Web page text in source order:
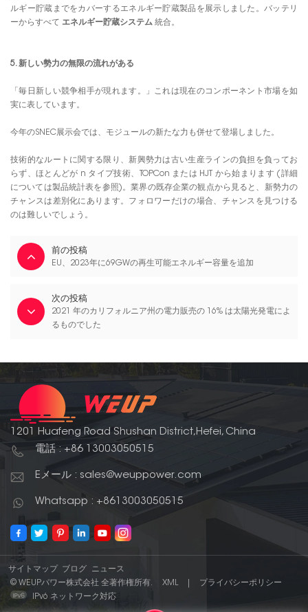
ルギー貯蔵までをカバーするエネルギー貯蔵製品を展示しました。バッテリ
ーからすべて エネルギー貯蔵システム 統合。
5. 新しい勢力の無限の流れがある
「毎日新しい競争相手が現れます。」これは現在のコンポーネント市場を如
実に表しています。
今年のSNEC展示会では、モジュールの新たな力も併せて登場しました。
技術的なルートに関する限り、新興勢力は古い生産ラインの負担を負ってお
らず、ほとんどが n タイプ技術、TOPCon または HJT から始まります (詳細
については製品統計表を参照)。業界の既存企業の観点から見ると、新勢力の
チャンスは差別化にあります。フォロワーだけの場合、チャンスを見つける
のは難しいでしょう。
前の投稿
EU、2023年に69GWの再生可能エネルギー容量を追加
次の投稿
2021 年のカリフォルニア州の電力販売の 16% は太陽光発電によ
るものでした
1201 Huafeng Road Shushan District,Hefei, China
電話 : +86 13003050515
Eメール : sales@weuppower.com
Whatsapp : +8613003050515
サイトマップ ブログ
ニュース
© WEUPパワー株式会社 全著作権所有.
XML
プライバシーポリシー
IPv6 ネットワーク対応